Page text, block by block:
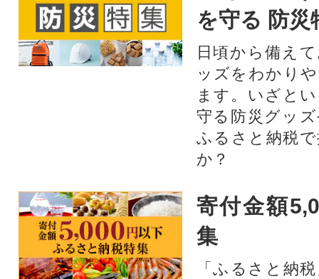
を守る 防災
日頃から備え
ッズをわかり
ます。いざと
守る防災グッ
ふるさと納税
か？
寄付金額
集
「ふるさと納